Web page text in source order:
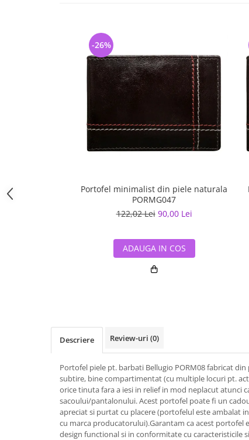
Portofel minimalist din piele naturala
PORMG047
122,02 Lei 90,00 Lei
-26%
ADAUGA IN COS
Descriere Review-uri (0)
Portofel piele pt. barbati Bellugio PORM08 fabricat
subtire, bine compartimentat (cu multiple locuri pt.
orice tinuta fara a iesi in relief in mod neplacut atunci
sacoului/pantalonului. Acest portofel poate fi un
apreciat si purtat cu placere (portofelul este ambalat
cu marca producatorului).Garantam ca acest portofel
design functional si in conformitate cu caracteristicile